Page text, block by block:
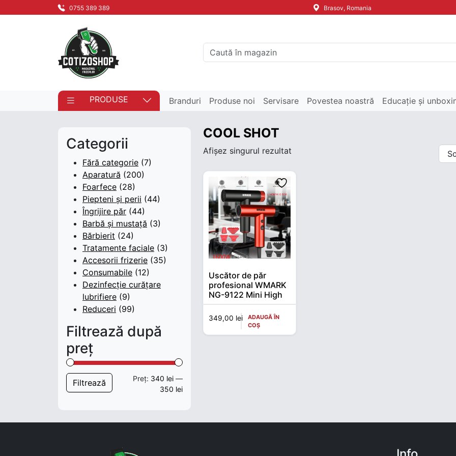
0755 389 389 Brasov, Romania
PRODUSE Branduri Produse noi Servisare Povestea noastră Educație și
COOL SHOT
Afișez singurul rezultat
Uscător de păr
profesional WMARK
NG-9122 Mini High
Speed – Motor BLDC
105.000 RPM,
1600W, Ionic
349,00 lei
ADAUGĂ ÎN
COȘ
Categorii
Fără categorie (7)
Aparatură (200)
Foarfece (28)
Piepteni și perii (44)
Îngrijire păr (44)
Barbă și mustață (3)
Bărbierit (24)
Tratamente faciale (3)
Accesorii frizerie (35)
Consumabile (12)
Dezinfecție curățare
lubrifiere (9)
Reduceri (99)
Filtrează după
preț
Preț minim
Preț maxim
Filtrează Preț: 340 lei —
350 lei